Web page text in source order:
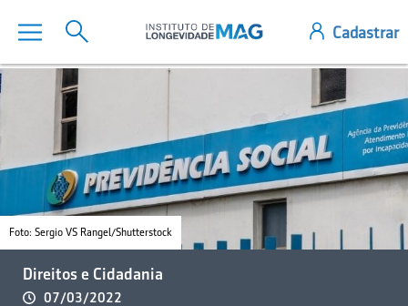
Foto: Sergio VS Rangel/Shutterstock
Direitos e Cidadania
07/03/2022